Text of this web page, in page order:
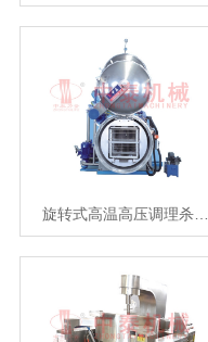
旋转式高温高压调理杀…